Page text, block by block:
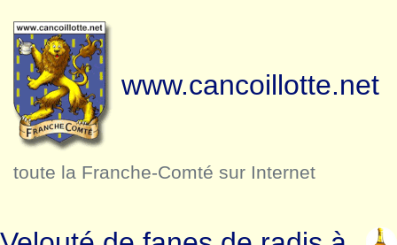
www.cancoillotte.net
toute la Franche-Comté sur Internet